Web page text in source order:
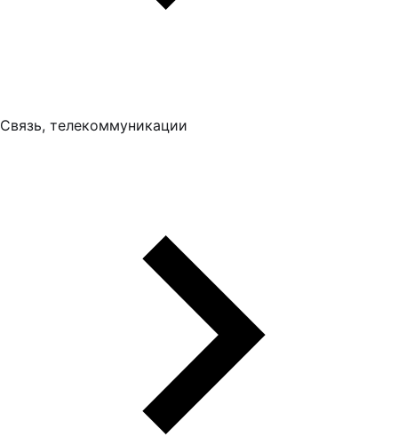
Связь, телекоммуникации